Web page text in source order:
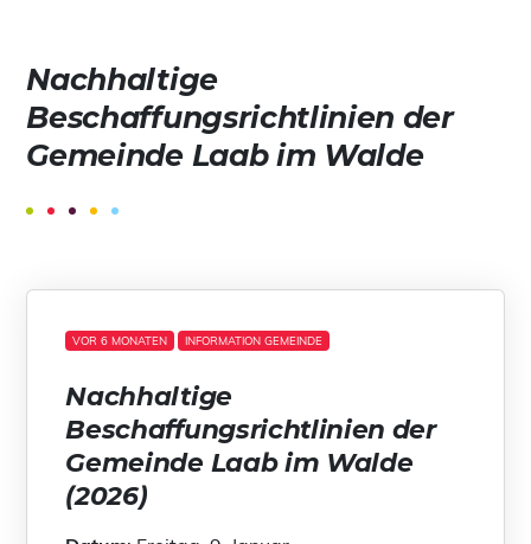
Nachhaltige
Beschaffungsrichtlinien der
Gemeinde Laab im Walde
VOR 6 MONATEN INFORMATION GEMEINDE
Nachhaltige
Beschaffungsrichtlinien der
Gemeinde Laab im Walde
(2026)